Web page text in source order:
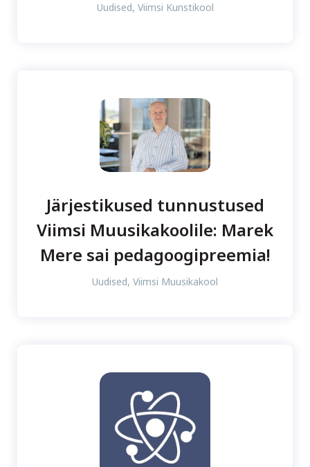
Uudised, Viimsi Kunstikool
Järjestikused tunnustused
Viimsi Muusikakoolile: Marek
Mere sai pedagoogipreemia!
Uudised, Viimsi Muusikakool